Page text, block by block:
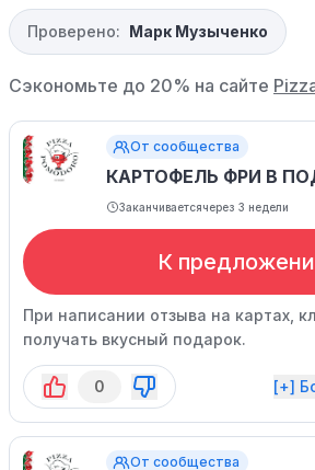
Проверено: Марк Музыченко
Сэкономьте до 20% на сайте
От сообщества
КАРТОФЕЛЬ ФРИ В
Заканчиваетсячерез 3 недели
К
При написании отзыва на картах,
получать вкусный подарок.
0 [+]
От сообщества